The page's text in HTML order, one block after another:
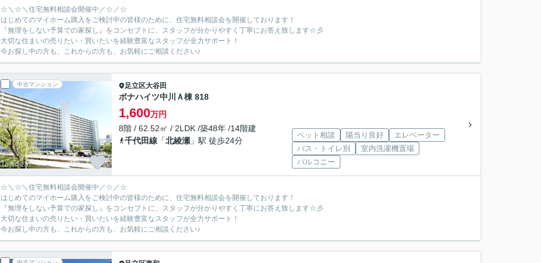
☆＼☆＼住宅無料相談会開催中／☆／☆
はじめてのマイホーム購入をご検討中の皆様のために、住宅無料相談会を開催しております！
『無理をしない予算での家探し』をコンセプトに、スタッフが分かりやすく丁寧にお答え致します☆彡
大切な住まいの売りたい・買いたいを経験豊富なスタッフが全力サポート！
今お探し中の方も、これからの方も、お気軽にご相談ください♪
中古マンション 足立区大谷田
ボナハイツ中川Ａ棟 818
1,600万円
8階 / 62.52㎡ / 2LDK /築48年 /14階建
千代田線 「北綾瀬 」駅 徒歩24分
ペット相談 陽当り良好
エレベーター
バス・トイレ別
室内洗濯機置場
バルコニー
☆＼☆＼住宅無料相談会開催中／☆／☆
はじめてのマイホーム購入をご検討中の皆様のために、住宅無料相談会を開催しております！
『無理をしない予算での家探し』をコンセプトに、スタッフが分かりやすく丁寧にお答え致します☆彡
大切な住まいの売りたい・買いたいを経験豊富なスタッフが全力サポート！
今お探し中の方も、これからの方も、お気軽にご相談ください♪